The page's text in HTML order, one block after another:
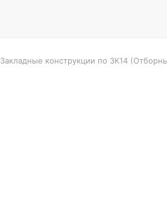
Закладные конструкции по ЗК14